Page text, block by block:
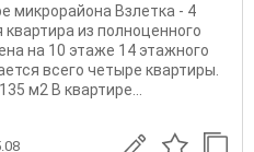
микрорайона Взлетка - 4
из полноценного
на 10 этаже 14 этажного
всего четыре квартиры.
м2 В квартире...